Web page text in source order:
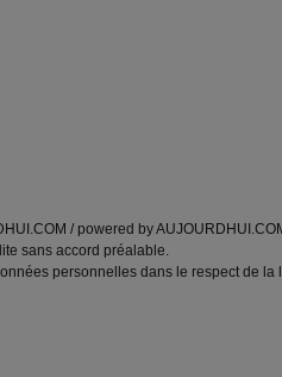
/ powered by
sans accord préalable.
personnelles dans le respect de